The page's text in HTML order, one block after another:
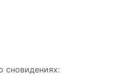
сновидениях: